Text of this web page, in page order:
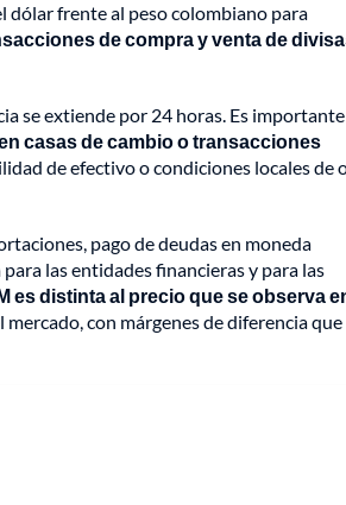
dólar frente al peso colombiano para
de compra y venta de
se extiende por 24 horas. Es importante
casas de cambio o transacciones
de efectivo o condiciones locales de
pago de deudas en moneda
las entidades financieras y para las
es distinta al precio que se observa
con márgenes de diferencia que